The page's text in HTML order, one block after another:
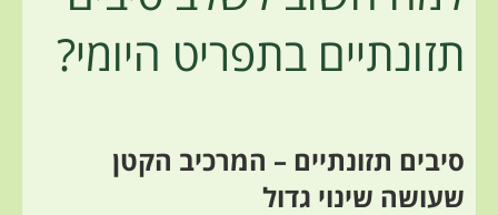
תזונתיים בתפריט היומי?
סיבים תזונתיים – המרכיב הקטן
שעושה שינוי גדול